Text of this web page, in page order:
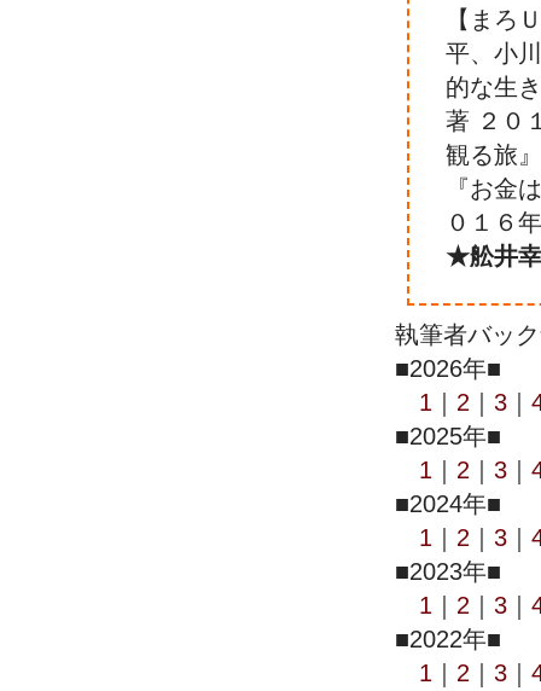
【まろ
平、小
的な生
著 ２０
観る旅
『お金
０１６
★舩井
執筆者バッ
■2026年■
1
2 3
■2025年■
1
2 3
■2024年■
1
2 3
■2023年■
1
2 3
■2022年■
1
2 3